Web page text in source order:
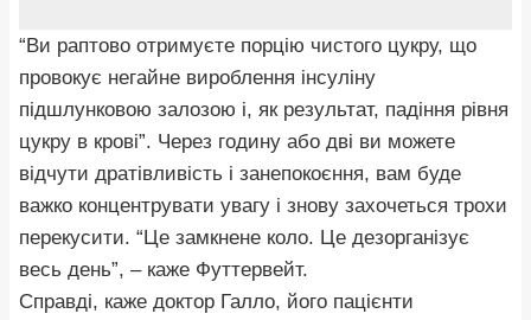
“Ви раптово отримуєте порцію чистого цукру, що
провокує негайне вироблення інсуліну
підшлунковою залозою і, як результат, падіння рівня
цукру в крові”. Через годину або дві ви можете
відчути дратівливість і занепокоєння, вам буде
важко концентрувати увагу і знову захочеться трохи
перекусити. “Це замкнене коло. Це дезорганізує
весь день”, – каже Футтервейт.
Справді, каже доктор Галло, його пацієнти